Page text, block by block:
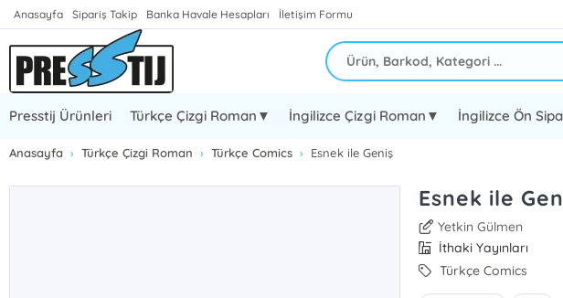
Anasayfa Sipariş Takip Banka Havale Hesapları İletişim Formu
Presstij Ürünleri Türkçe Çizgi Roman▼ İngilizce Çizgi Roman▼ İngilizce Ön
Anasayfa Türkçe Çizgi Roman Türkçe Comics Esnek ile Geniş
Esnek ile
Yetkin Gülmen
İthaki Yayınları
Türkçe Comics